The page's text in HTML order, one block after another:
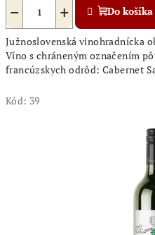
+
− Do košíka
Južnoslovenská vinohradnícka
Víno s chráneným označením
francúzskych odrôd: Cabernet
Kód: 39